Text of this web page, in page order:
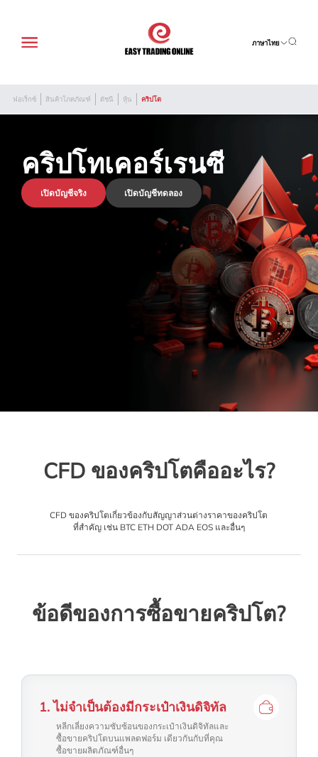
ภาษาไทย
ฟอเร็กซ์ สินค้าโภคภัณฑ์ ดัชนี หุ้น คริปโต
คริปโทเคอร์เรนซี
เปิดบัญชีจริง เปิดบัญชีทดลอง
CFD ของคริปโตคืออะไร?
CFD ของคริปโตเกี่ยวข้องกับสัญญาส่วนต่างราคาของคริปโต
ที่สำคัญ เช่น BTC ETH DOT ADA EOS และอื่นๆ
ข้อดีของการซื้อขายคริปโต?
1.ไม่จำเป็นต้องมีกระเป๋าเงินดิจิทัล
หลีกเลี่ยงความซับซ้อนของกระเป๋าเงินดิจิทัลและ
ซื้อขายคริปโตบนแพลตฟอร์ม เดียวกันกับที่คุณ
ซื้อขายผลิตภัณฑ์อื่นๆ